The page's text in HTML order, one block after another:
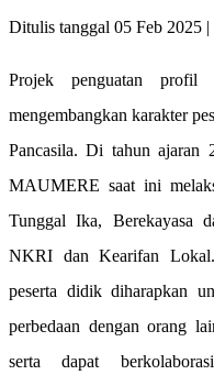
Ditulis tanggal 05 Feb 2025
Projek penguatan profil
mengembangkan karakter
Pancasila. Di tahun
MAUMERE saat ini
Tunggal Ika, Berekayasa
NKRI dan Kearifan
peserta didik diharapkan
perbedaan dengan orang
serta dapat